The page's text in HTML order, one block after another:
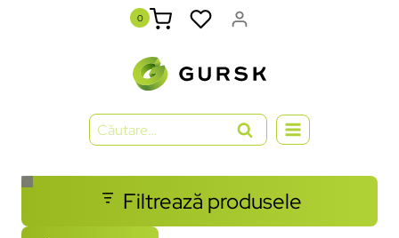
0
Filtrează produsele